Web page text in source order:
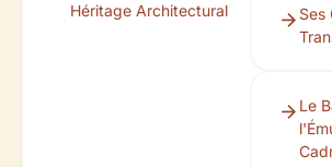
Héritage Architectural
Ses
Le